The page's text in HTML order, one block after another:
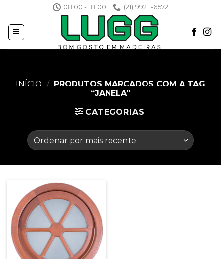
content
08:00 - 18:00 (21) 99211-6572
INÍCIO / PRODUTOS MARCADOS COM A TAG
“JANELA”
CATEGORIAS